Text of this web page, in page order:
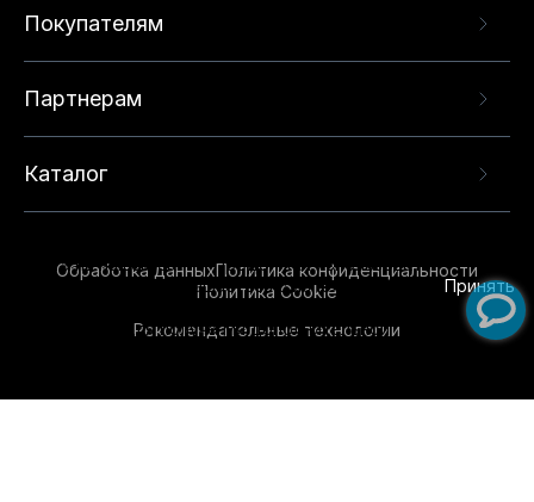
Покупателям
Партнерам
Каталог
Обработка данныхПолитика конфиденциальности
Политика Cookie
Рекомендательные технологии
опыта на нашем сайте. Продолжая использовать
данный сайт, вы соглашаетесь с использованием
технологий. Для получения дополнительной
Принять